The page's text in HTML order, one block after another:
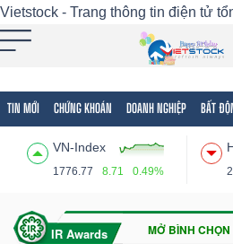
Vietstock - Trang thông tin điện tử
TIN MỚI CHỨNG KHOÁN DOANH NGHIỆP BẤT
VN-Index
1776.77 8.71 0.49%
Tất cả Tính năng Ngành
Tính
(-)